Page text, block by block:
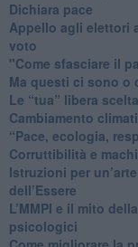
​Dichiara pace
​Appello agli elettori
voto
"Come sfasciare il
​Ma questi ci sono o
​Le “tua” libera scelta
Cambiamento
“Pace, ecologia,
​Corruttibilità e
Istruzioni per
dell’Essere
​L’MMPI e il mito
psicologici